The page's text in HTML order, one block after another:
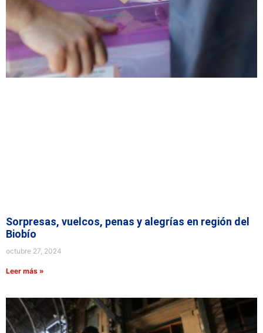
Sorpresas, vuelcos, penas y alegrías en región del
Biobío
octubre 27, 2024
Leer más »